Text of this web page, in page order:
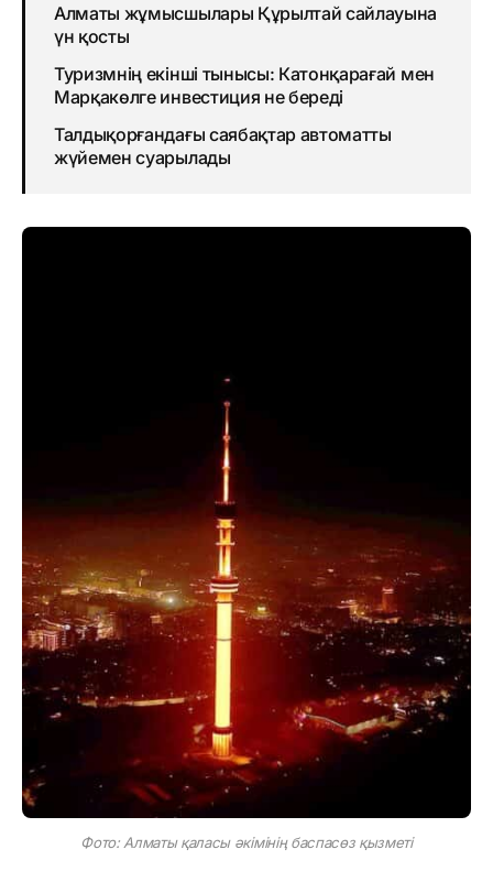
Алматы жұмысшылары Құрылтай сайлауына
үн қосты
Туризмнің екінші тынысы: Катонқарағай мен
Марқакөлге инвестиция не береді
Талдықорғандағы саябақтар автоматты
жүйемен суарылады
Фото: Алматы қаласы әкімінің баспасөз қызметі